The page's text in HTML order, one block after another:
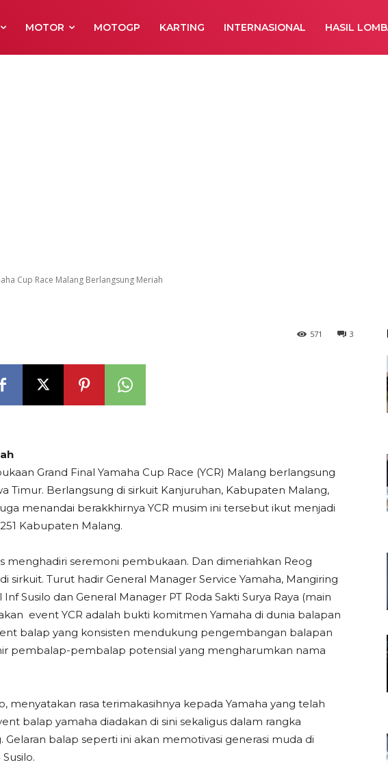
MOTOR MOTOGP KARTING INTERNASIONAL HASIL
Cup Race Malang Berlangsung Meriah
3
571
Grand Final Yamaha Cup Race (YCR) Malang berlangsung
Timur. Berlangsung di sirkuit Kanjuruhan, Kabupaten Malang,
menandai berakkhirnya YCR musim ini tersebut ikut menjadi
Kabupaten Malang.
seremoni pembukaan. Dan dimeriahkan Reog
Turut hadir General Manager Service Yamaha, Mangiring
Susilo dan General Manager PT Roda Sakti Surya Raya (main
event YCR adalah bukti komitmen Yamaha di dunia balapan
balap yang konsisten mendukung pengembangan balapan
pembalap-pembalap potensial yang mengharumkan nama
menyatakan rasa terimakasihnya kepada Yamaha yang telah
balap yamaha diadakan di sini sekaligus dalam rangka
balap seperti ini akan memotivasi generasi muda di